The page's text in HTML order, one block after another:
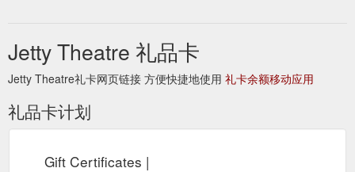
Jetty Theatre 礼品卡
Jetty Theatre礼卡网页链接 方便快捷地使用 礼卡余额移动应用
礼品卡计划
Gift Certificates |